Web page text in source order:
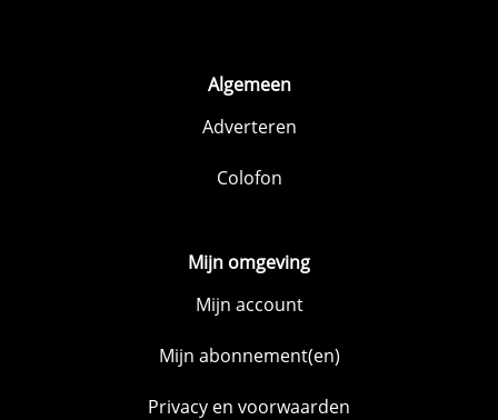
Algemeen
Adverteren
Colofon
Mijn omgeving
Mijn account
Mijn abonnement(en)
Privacy en voorwaarden